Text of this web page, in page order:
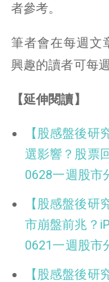
者參考。
筆者會在每週文
興趣的讀者可每
【延伸閱讀】
【股感盤後研
選影響？股票
0628一週股市
【股感盤後研
市崩盤前兆？
0621一週股市
【股感盤後研